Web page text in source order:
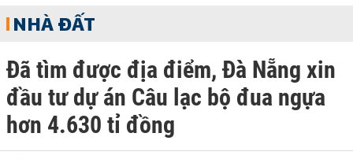
NHÀ ĐẤT
Đã tìm được địa điểm, Đà Nẵng xin
đầu tư dự án Câu lạc bộ đua ngựa
hơn 4.630 tỉ đồng